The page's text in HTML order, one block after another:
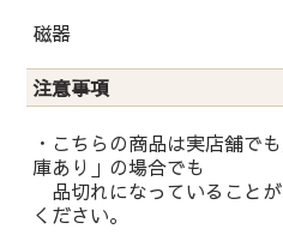
磁器
注意事項
・こちらの商品は実店舗で
庫あり」の場合でも
品切れになっていること
ください。